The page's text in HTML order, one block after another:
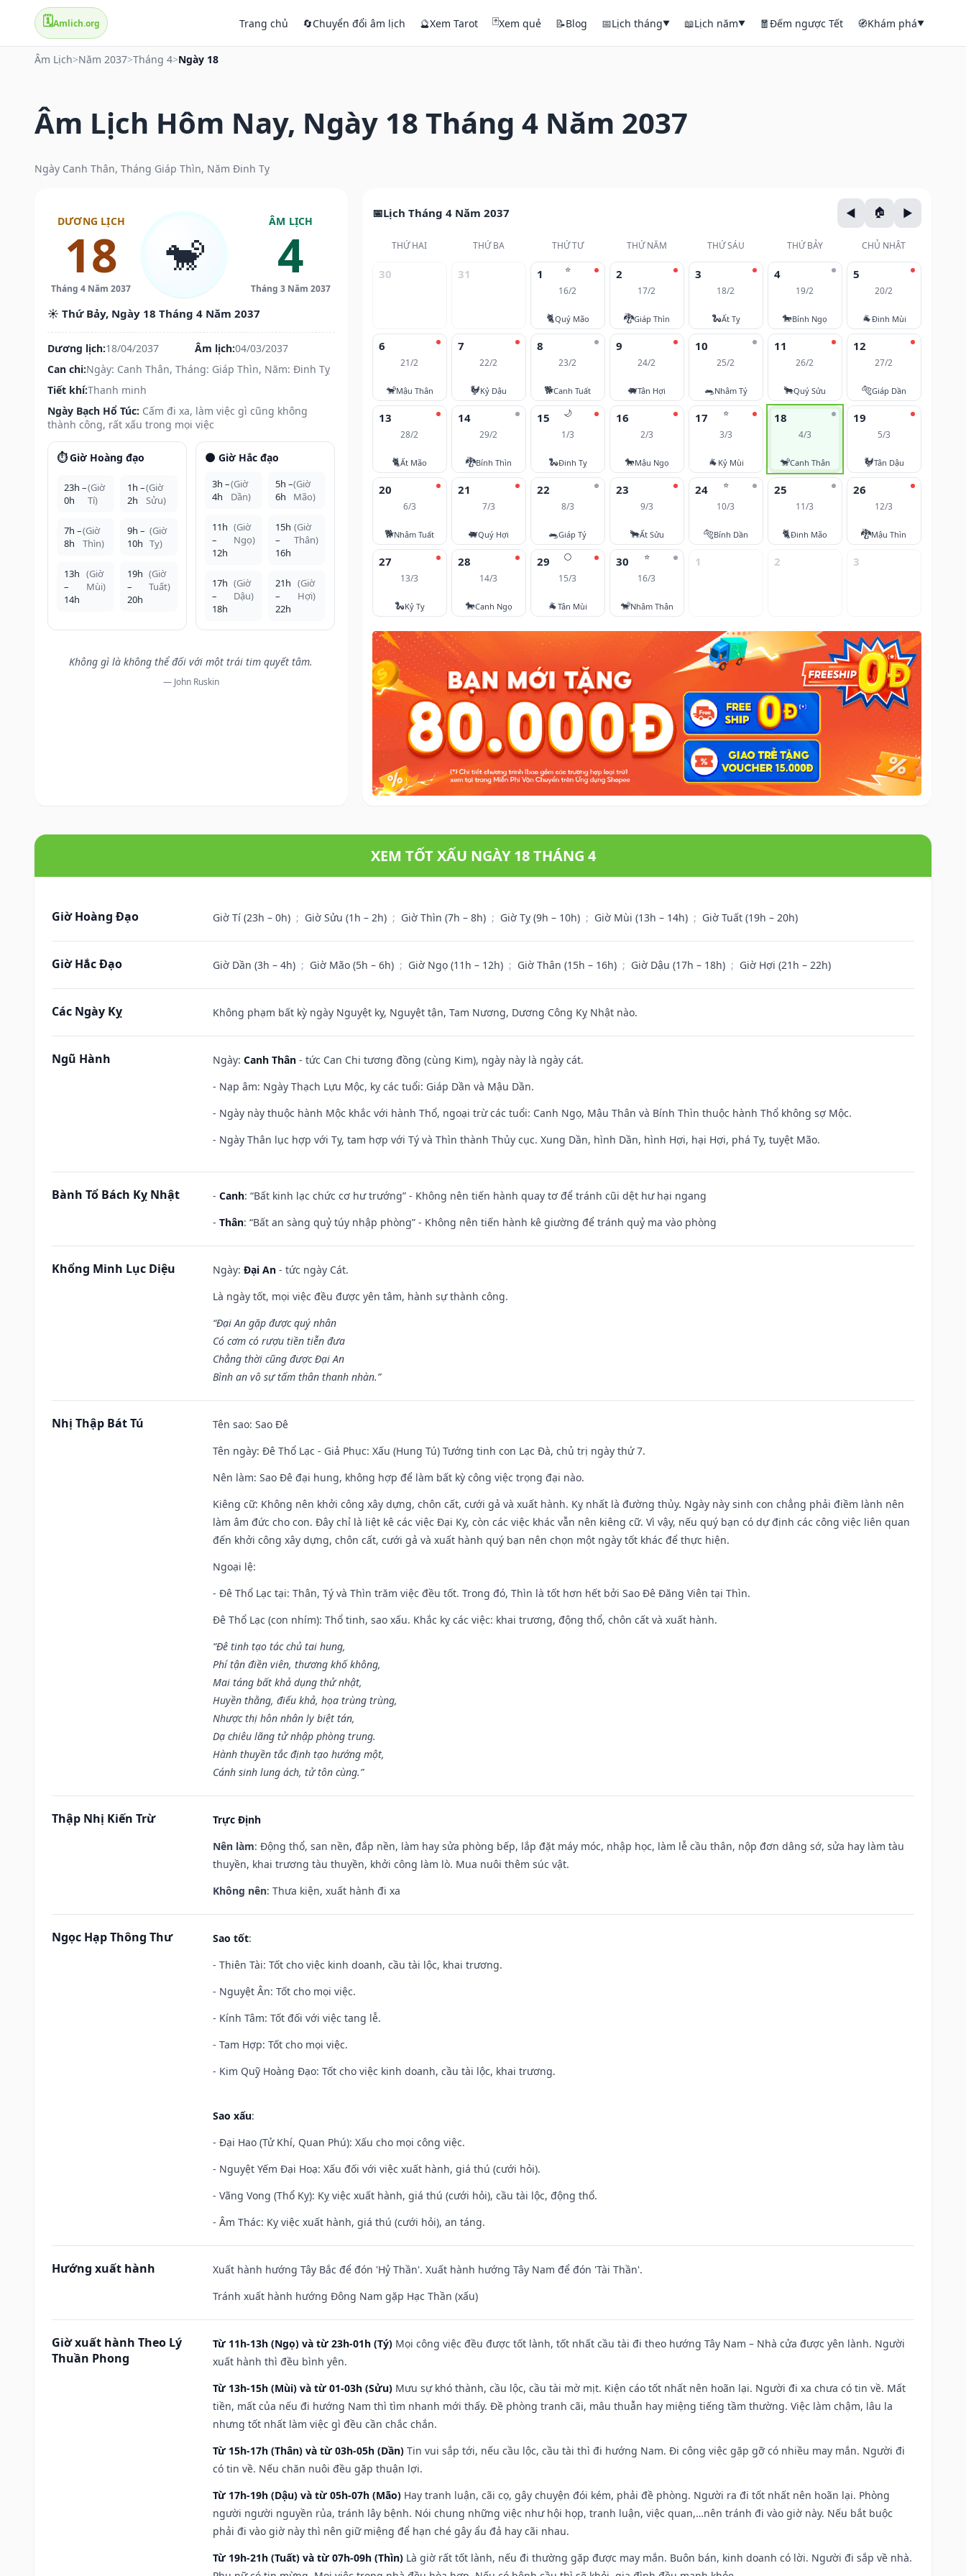
🗓️Amlich.org Trang chủ 🔄Chuyển đổi âm lịch 🔮Xem Tarot 🃏Xem quẻ 📝Blog 📅Lịch tháng▼ 📖Lịch năm▼ 🧧Đếm ngược Tết 🧭Khám phá▼
Âm Lịch>Năm 2037>Tháng 4>Ngày 18
Âm Lịch Hôm Nay, Ngày 18 Tháng 4 Năm 2037
Ngày Canh Thân, Tháng Giáp Thìn, Năm Đinh Tỵ
DƯƠNG LỊCH
18
Tháng 4 Năm 2037
🐒
ÂM LỊCH
4
Tháng 3 Năm 2037
☀️ Thứ Bảy, Ngày 18 Tháng 4 Năm 2037
Dương lịch:18/04/2037 Âm lịch:04/03/2037
Can chi:Ngày: Canh Thân, Tháng: Giáp Thìn, Năm: Đinh Tỵ
Tiết khí:Thanh minh
Ngày Bạch Hổ Túc: Cấm đi xa, làm việc gì cũng không
thành công, rất xấu trong mọi việc
⏱️ Giờ Hoàng đạo
23h –
0h
(Giờ
Tí)
1h –
2h
(Giờ
Sửu)
7h –
8h
(Giờ
Thìn)
9h –
10h
(Giờ
Tỵ)
13h
–
14h
(Giờ
Mùi)
19h
–
20h
(Giờ
Tuất)
🌑 Giờ Hắc đạo
3h –
4h
(Giờ
Dần)
5h –
6h
(Giờ
Mão)
11h
–
12h
(Giờ
Ngọ)
15h
–
16h
(Giờ
Thân)
17h
–
18h
(Giờ
Dậu)
21h
–
22h
(Giờ
Hợi)
Không gì là không thể đối với một trái tim quyết tâm.
— John Ruskin
Lịch Tháng 4 Năm 2037
THỨ HAI THỨ BA THỨ TƯ THỨ NĂM THỨ SÁU THỨ BẢY CHỦ NHẬT
30 31 ⭐
1
16/2
🐈Quý Mão
2
17/2
🐉Giáp Thìn
3
18/2
🐍Ất Tỵ
4
19/2
🐎Bính Ngọ
5
20/2
🐐Đinh Mùi
6
21/2
🐒Mậu Thân
7
22/2
🐓Kỷ Dậu
8
23/2
🐕Canh Tuất
9
24/2
🐖Tân Hợi
10
25/2
🐀Nhâm Tý
11
26/2
🐂Quý Sửu
12
27/2
🐅Giáp Dần
13
28/2
🐈Ất Mão
14
29/2
🐉Bính Thìn
🌙
15
1/3
🐍Đinh Tỵ
16
2/3
🐎Mậu Ngọ
⭐
17
3/3
🐐 Kỷ Mùi
18
4/3
🐒Canh Thân
19
5/3
🐓Tân Dậu
20
6/3
🐕Nhâm Tuất
21
7/3
🐖Quý Hợi
22
8/3
🐀Giáp Tý
23
9/3
🐂Ất Sửu
⭐
24
10/3
🐅Bính Dần
25
11/3
🐈Đinh Mão
26
12/3
🐉Mậu Thìn
27
13/3
🐍Kỷ Tỵ
28
14/3
🐎Canh Ngọ
🌕
29
15/3
🐐Tân Mùi
⭐
30
16/3
🐒Nhâm Thân
1 2 3
XEM TỐT XẤU NGÀY 18 THÁNG 4
Giờ Hoàng Đạo Giờ Tí (23h – 0h) ; Giờ Sửu (1h – 2h) ; Giờ Thìn (7h – 8h) ; Giờ Tỵ (9h – 10h) ; Giờ Mùi (13h – 14h) ; Giờ Tuất (19h – 20h)
Giờ Hắc Đạo Giờ Dần (3h – 4h) ; Giờ Mão (5h – 6h) ; Giờ Ngọ (11h – 12h) ; Giờ Thân (15h – 16h) ; Giờ Dậu (17h – 18h) ; Giờ Hợi (21h – 22h)
Các Ngày Kỵ Không phạm bất kỳ ngày Nguyệt kỵ, Nguyệt tận, Tam Nương, Dương Công Kỵ Nhật nào.
Ngũ Hành Ngày: Canh Thân - tức Can Chi tương đồng (cùng Kim), ngày này là ngày cát.
- Nạp âm: Ngày Thạch Lựu Mộc, kỵ các tuổi: Giáp Dần và Mậu Dần.
- Ngày này thuộc hành Mộc khắc với hành Thổ, ngoại trừ các tuổi: Canh Ngọ, Mậu Thân và Bính Thìn thuộc hành Thổ không sợ Mộc.
- Ngày Thân lục hợp với Tỵ, tam hợp với Tý và Thìn thành Thủy cục. Xung Dần, hình Dần, hình Hợi, hại Hợi, phá Tỵ, tuyệt Mão.
Bành Tổ Bách Kỵ Nhật - Canh: “Bất kinh lạc chức cơ hư trướng” - Không nên tiến hành quay tơ để tránh cũi dệt hư hại ngang
- Thân: “Bất an sàng quỷ túy nhập phòng” - Không nên tiến hành kê giường để tránh quỷ ma vào phòng
Khổng Minh Lục Diệu Ngày: Đại An - tức ngày Cát.
Là ngày tốt, mọi việc đều được yên tâm, hành sự thành công.
“Đại An gặp được quý nhân
Có cơm có rượu tiền tiễn đưa
Chẳng thời cũng được Đại An
Bình an vô sự tấm thân thanh nhàn.”
Nhị Thập Bát Tú Tên sao: Sao Đê
Tên ngày: Đê Thổ Lạc - Giả Phục: Xấu (Hung Tú) Tướng tinh con Lạc Đà, chủ trị ngày thứ 7.
Nên làm: Sao Đê đại hung, không hợp để làm bất kỳ công việc trọng đại nào.
Kiêng cữ: Không nên khởi công xây dựng, chôn cất, cưới gả và xuất hành. Kỵ nhất là đường thủy. Ngày này sinh con chẳng phải điềm lành nên
làm âm đức cho con. Đây chỉ là liệt kê các việc Đại Kỵ, còn các việc khác vẫn nên kiêng cữ. Vì vậy, nếu quý bạn có dự định các công việc liên quan
đến khởi công xây dựng, chôn cất, cưới gả và xuất hành quý bạn nên chọn một ngày tốt khác để thực hiện.
Ngoại lệ:
- Đê Thổ Lạc tại: Thân, Tý và Thìn trăm việc đều tốt. Trong đó, Thìn là tốt hơn hết bởi Sao Đê Đăng Viên tại Thìn.
Đê Thổ Lạc (con nhím): Thổ tinh, sao xấu. Khắc kỵ các việc: khai trương, động thổ, chôn cất và xuất hành.
“Đê tinh tạo tác chủ tai hung,
Phí tận điền viên, thương khố không,
Mai táng bất khả dụng thử nhật,
Huyền thằng, điếu khả, họa trùng trùng,
Nhược thị hôn nhân ly biệt tán,
Dạ chiêu lãng tử nhập phòng trung.
Hành thuyền tắc định tạo hướng một,
Cánh sinh lung ách, tử tôn cùng.”
Thập Nhị Kiến Trừ
Trực Định
Nên làm: Động thổ, san nền, đắp nền, làm hay sửa phòng bếp, lắp đặt máy móc, nhập học, làm lễ cầu thân, nộp đơn dâng sớ, sửa hay làm tàu
thuyền, khai trương tàu thuyền, khởi công làm lò. Mua nuôi thêm súc vật.
Không nên: Thưa kiện, xuất hành đi xa
Ngọc Hạp Thông Thư Sao tốt:
- Thiên Tài: Tốt cho việc kinh doanh, cầu tài lộc, khai trương.
- Nguyệt Ân: Tốt cho mọi việc.
- Kính Tâm: Tốt đối với việc tang lễ.
- Tam Hợp: Tốt cho mọi việc.
- Kim Quỹ Hoàng Đạo: Tốt cho việc kinh doanh, cầu tài lộc, khai trương.
Sao xấu:
- Đại Hao (Tử Khí, Quan Phú): Xấu cho mọi công việc.
- Nguyệt Yếm Đại Hoạ: Xấu đối với việc xuất hành, giá thú (cưới hỏi).
- Vãng Vong (Thổ Kỵ): Kỵ việc xuất hành, giá thú (cưới hỏi), cầu tài lộc, động thổ.
- Âm Thác: Kỵ việc xuất hành, giá thú (cưới hỏi), an táng.
Hướng xuất hành
Xuất hành hướng Tây Bắc để đón 'Hỷ Thần'. Xuất hành hướng Tây Nam để đón 'Tài Thần'.
Tránh xuất hành hướng Đông Nam gặp Hạc Thần (xấu)
Giờ xuất hành Theo Lý
Thuần Phong
Từ 11h-13h (Ngọ) và từ 23h-01h (Tý) Mọi công việc đều được tốt lành, tốt nhất cầu tài đi theo hướng Tây Nam – Nhà cửa được yên lành. Người
xuất hành thì đều bình yên.
Từ 13h-15h (Mùi) và từ 01-03h (Sửu) Mưu sự khó thành, cầu lộc, cầu tài mờ mịt. Kiện cáo tốt nhất nên hoãn lại. Người đi xa chưa có tin về. Mất
tiền, mất của nếu đi hướng Nam thì tìm nhanh mới thấy. Đề phòng tranh cãi, mâu thuẫn hay miệng tiếng tầm thường. Việc làm chậm, lâu la
nhưng tốt nhất làm việc gì đều cần chắc chắn.
Từ 15h-17h (Thân) và từ 03h-05h (Dần) Tin vui sắp tới, nếu cầu lộc, cầu tài thì đi hướng Nam. Đi công việc gặp gỡ có nhiều may mắn. Người đi
có tin về. Nếu chăn nuôi đều gặp thuận lợi.
Từ 17h-19h (Dậu) và từ 05h-07h (Mão) Hay tranh luận, cãi cọ, gây chuyện đói kém, phải đề phòng. Người ra đi tốt nhất nên hoãn lại. Phòng
người người nguyền rủa, tránh lây bệnh. Nói chung những việc như hội họp, tranh luận, việc quan,…nên tránh đi vào giờ này. Nếu bắt buộc
phải đi vào giờ này thì nên giữ miệng để hạn ché gây ẩu đả hay cãi nhau.
Từ 19h-21h (Tuất) và từ 07h-09h (Thìn) Là giờ rất tốt lành, nếu đi thường gặp được may mắn. Buôn bán, kinh doanh có lời. Người đi sắp về nhà.